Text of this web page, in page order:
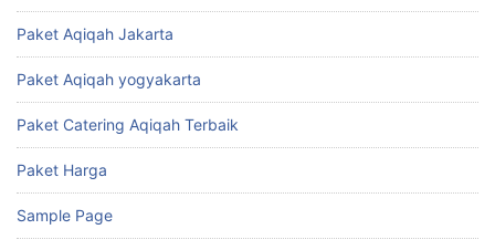
Paket Aqiqah Jakarta
Paket Aqiqah yogyakarta
Paket Catering Aqiqah Terbaik
Paket Harga
Sample Page